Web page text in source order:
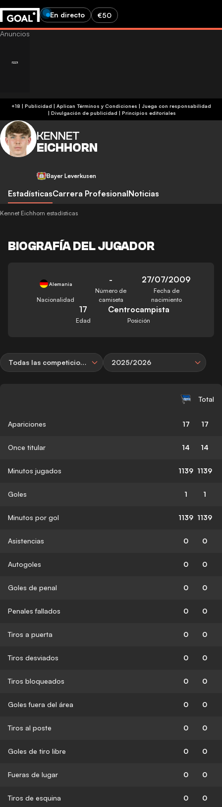
En directo €50
+18 | Publicidad | Aplican Términos y Condiciones | Juega con responsabilidad
| Divulgación de publicidad | Principios editoriales
KENNET
EICHHORN
Bayer Leverkusen
EstadísticasCarrera ProfesionalNoticias
Kennet Eichhorn estadísticas
BIOGRAFÍA DEL JUGADOR
Alemania
Nacionalidad
-
Número de
camiseta
27/07/2009
Fecha de
nacimiento
17
Edad
Centrocampista
Posición
Todas las competiciones 2025/2026
Total
Apariciones 17 17
Once titular 14 14
Minutos jugados 1139 1139
Goles 1 1
Minutos por gol 1139 1139
Asistencias 0 0
Autogoles 0 0
Goles de penal 0 0
Penales fallados 0 0
Tiros a puerta 0 0
Tiros desviados 0 0
Tiros bloqueados 0 0
Goles fuera del área 0 0
Tiros al poste 0 0
Goles de tiro libre 0 0
Fueras de lugar 0 0
Tiros de esquina 0 0